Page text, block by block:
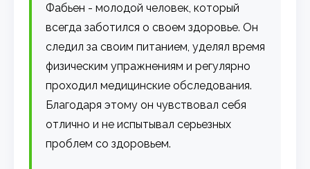
Фабьен - молодой человек, который
всегда заботился о своем здоровье. Он
следил за своим питанием, уделял время
физическим упражнениям и регулярно
проходил медицинские обследования.
Благодаря этому он чувствовал себя
отлично и не испытывал серьезных
проблем со здоровьем.